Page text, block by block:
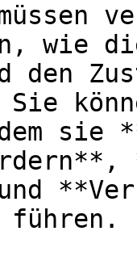
wie
den
sie